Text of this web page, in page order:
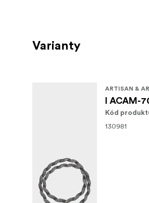
Varianty
ARTISAN &
I ACAM-
Kód
130981